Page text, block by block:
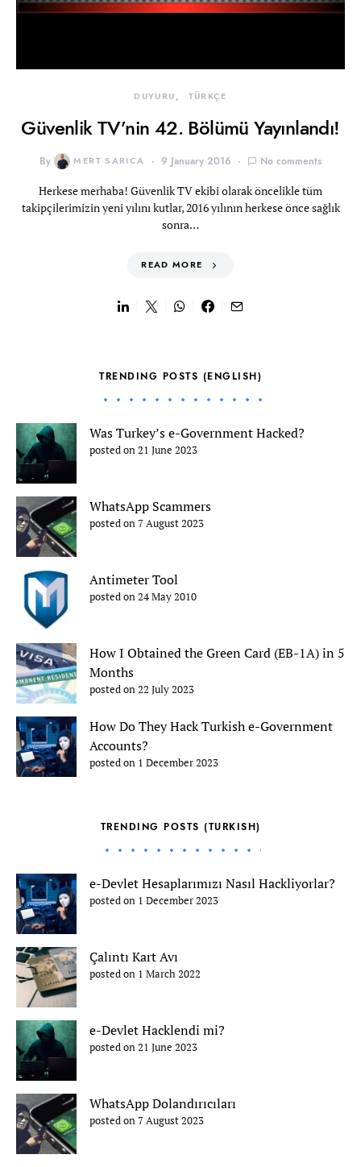
DUYURU TÜRKÇE
Güvenlik TV’nin 42. Bölümü Yayınlandı!
By MERT SARICA 9 January 2016 No comments
Herkese merhaba! Güvenlik TV ekibi olarak öncelikle tüm
takipçilerimizin yeni yılını kutlar, 2016 yılının herkese önce sağlık
sonra…
READ MORE
TRENDING POSTS (ENGLISH)
Was Turkey’s e-Government Hacked?
posted on 21 June 2023
WhatsApp Scammers
posted on 7 August 2023
Antimeter Tool
posted on 24 May 2010
How I Obtained the Green Card (EB-1A) in 5
Months
posted on 22 July 2023
How Do They Hack Turkish e-Government
Accounts?
posted on 1 December 2023
TRENDING POSTS (TURKISH)
e-Devlet Hesaplarımızı Nasıl Hackliyorlar?
posted on 1 December 2023
Çalıntı Kart Avı
posted on 1 March 2022
e-Devlet Hacklendi mi?
posted on 21 June 2023
WhatsApp Dolandırıcıları
posted on 7 August 2023